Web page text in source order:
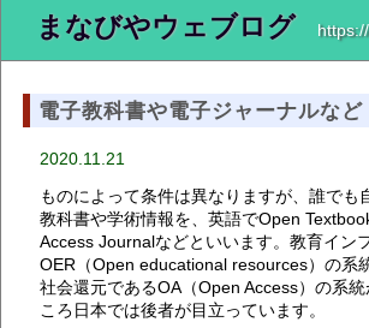
まなびやウェブログ
電子教科書や電子ジャーナルなど
2020.11.21
ものによって条件は異なりますが、誰でも
教科書や学術情報を、英語でOpen
Access Journalなどといいます。教育イン
OER（Open educational resources）の系
社会還元であるOA（Open Access）の系
ころ日本では後者が目立っています。